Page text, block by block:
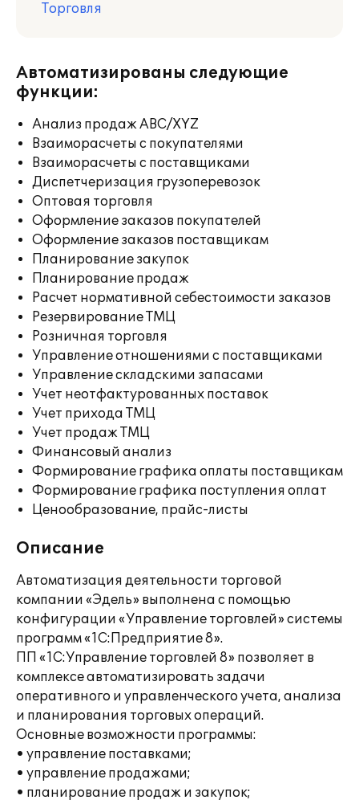
Торговля
Автоматизированы следующие
функции:
Анализ продаж ABC/XYZ
Взаиморасчеты с покупателями
Взаиморасчеты с поставщиками
Диспетчеризация грузоперевозок
Оптовая торговля
Оформление заказов покупателей
Оформление заказов поставщикам
Планирование закупок
Планирование продаж
Расчет нормативной себестоимости заказов
Резервирование ТМЦ
Розничная торговля
Управление отношениями с поставщиками
Управление складскими запасами
Учет неотфактурованных поставок
Учет прихода ТМЦ
Учет продаж ТМЦ
Финансовый анализ
Формирование графика оплаты поставщикам
Формирование графика поступления оплат
Ценообразование, прайс-листы
Описание
Автоматизация деятельности торговой
компании «Эдель» выполнена с помощью
конфигурации «Управление торговлей» системы
программ «1С:Предприятие 8».
ПП «1С:Управление торговлей 8» позволяет в
комплексе автоматизировать задачи
оперативного и управленческого учета, анализа
и планирования торговых операций.
Основные возможности программы:
• управление поставками;
• управление продажами;
• планирование продаж и закупок;